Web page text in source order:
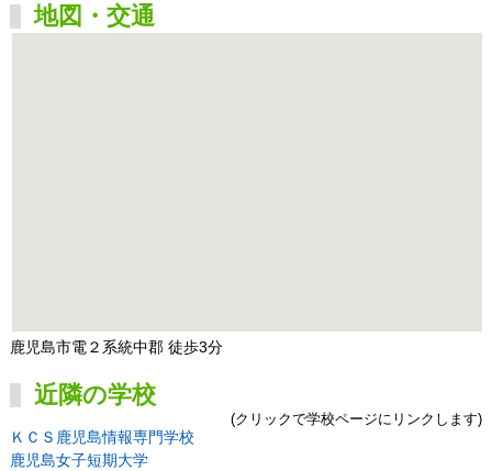
地図・交通
鹿児島市電２系統中郡 徒歩3分
近隣の学校
(クリックで学校ページにリンクします)
ＫＣＳ鹿児島情報専門学校
鹿児島女子短期大学